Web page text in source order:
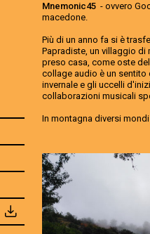
Mnemonic45 - ovvero
macedone.
Più di un anno fa si è
Papradiste, un villaggio
preso casa, come oste
collage audio è un
invernale e gli uccelli
collaborazioni musicali
In montagna diversi